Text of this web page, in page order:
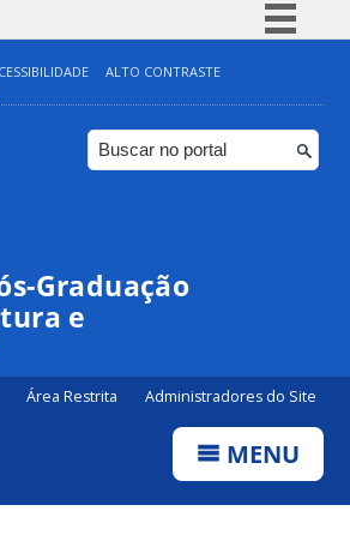
Simplifique!
Comunica BR
Participe
ALTO CONTRASTE
Graduação
e
Área Restrita Administradores do Site
MENU